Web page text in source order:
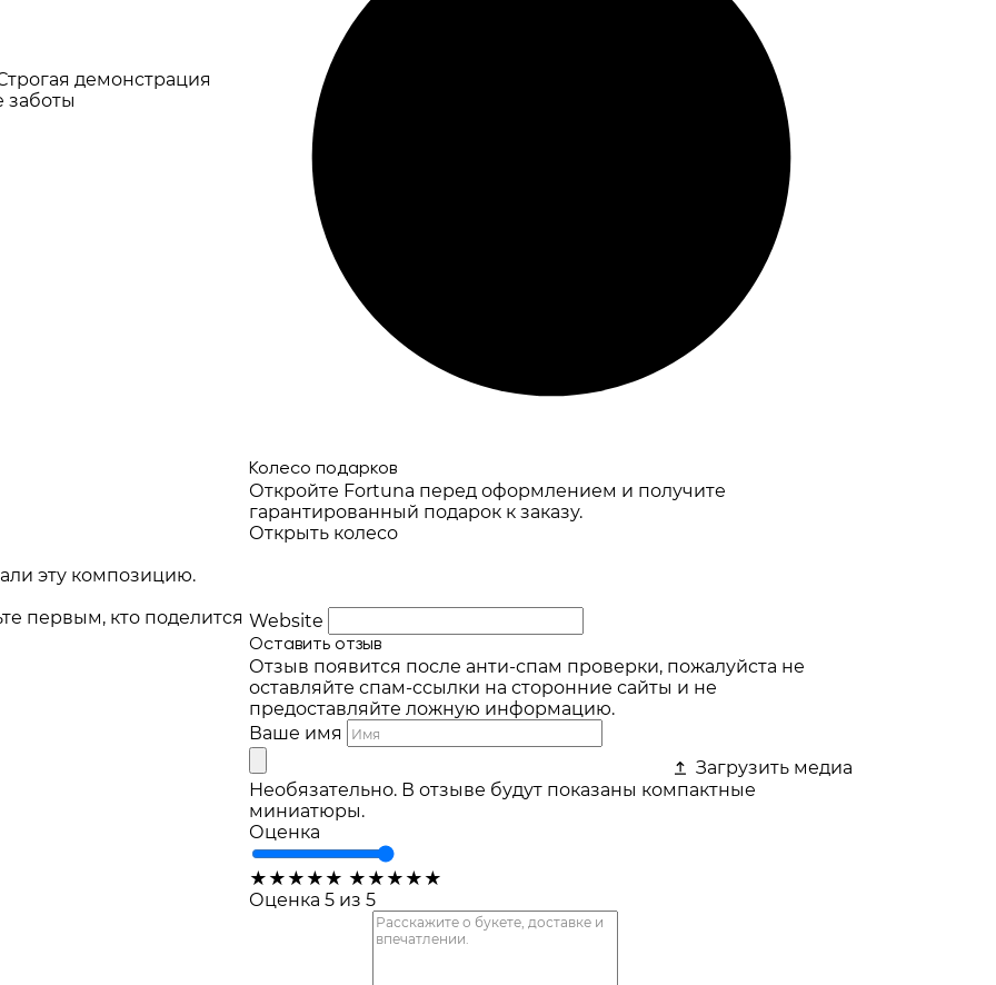
демонстрация
заботы
Колесо подарков
Откройте Fortuna перед оформлением и получите
гарантированный подарок к заказу.
Открыть колесо
эту композицию.
первым, кто поделится Website
Оставить отзыв
Отзыв появится после анти-спам проверки, пожалуйста не
оставляйте спам-ссылки на сторонние сайты и не
предоставляйте ложную информацию.
Ваше имя
Загрузить медиа
Необязательно. В отзыве будут показаны компактные
миниатюры.
Оценка
★ ★ ★ ★ ★ ★ ★ ★ ★ ★
Оценка 5 из 5